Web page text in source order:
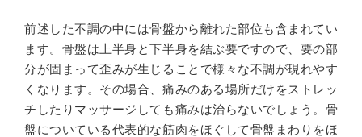
前述した不調の中には骨盤から離れた部位も含まれてい
ます。骨盤は上半身と下半身を結ぶ要ですので、要の部
分が固まって歪みが生じることで様々な不調が現れやす
くなります。その場合、痛みのある場所だけをストレッ
チしたりマッサージしても痛みは治らないでしょう。骨
盤についている代表的な筋肉をほぐして骨盤まわりをほ